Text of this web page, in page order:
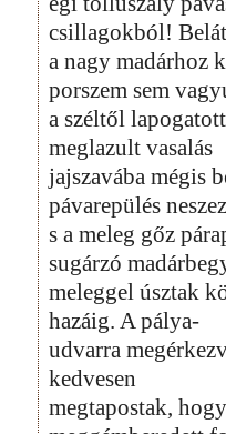
csillagokból!
a nagy madárhoz
porszem sem
a széltől
meglazult vasalás
jajszavába mégis
pávarepülés
s a meleg gőz
sugárzó
meleggel úsztak
hazáig. A pálya-
udvarra
kedvesen
megtapostak,